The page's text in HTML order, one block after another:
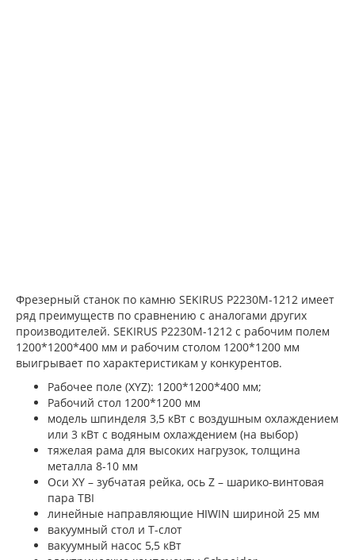
Фрезерный станок по камню SEKIRUS P2230M-1212 имеет
ряд преимуществ по сравнению с аналогами других
производителей. SEKIRUS P2230M-1212 с рабочим полем
1200*1200*400 мм и рабочим столом 1200*1200 мм
выигрывает по характеристикам у конкурентов.
Рабочее поле (XYZ): 1200*1200*400 мм;
Рабочий стол 1200*1200 мм
модель шпинделя 3,5 кВт с воздушным охлаждением
или 3 кВт с водяным охлаждением (на выбор)
тяжелая рама для высоких нагрузок, толщина
металла 8-10 мм
Оси XY – зубчатая рейка, ось Z – шарико-винтовая
пара TBI
линейные направляющие HIWIN шириной 25 мм
вакуумный стол и Т-слот
вакуумный насос 5,5 кВт